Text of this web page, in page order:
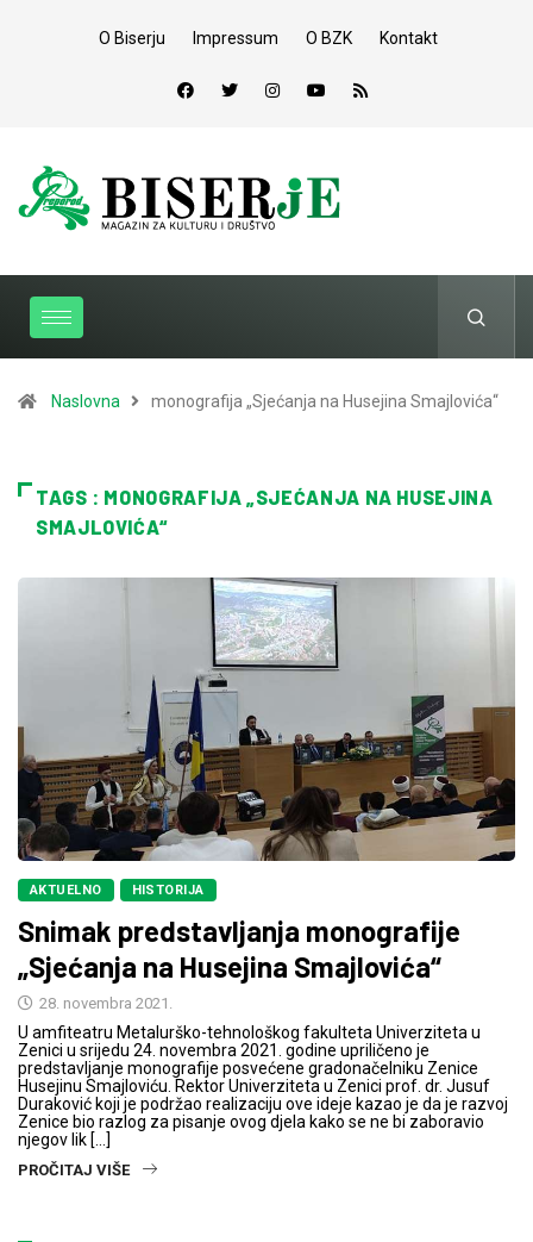
O Biserju Impressum O BZK Kontakt
Naslovna monografija „Sjećanja na Husejina Smajlovića“
TAGS : MONOGRAFIJA „SJEĆANJA NA HUSEJINA
SMAJLOVIĆA“
AKTUELNO HISTORIJA
Snimak predstavljanja monografije
„Sjećanja na Husejina Smajlovića“
28. novembra 2021.
U amfiteatru Metalurško-tehnološkog fakulteta Univerziteta u
Zenici u srijedu 24. novembra 2021. godine upriličeno je
predstavljanje monografije posvećene gradonačelniku Zenice
Husejinu Smajloviću. Rektor Univerziteta u Zenici prof. dr. Jusuf
Duraković koji je podržao realizaciju ove ideje kazao je da je razvoj
Zenice bio razlog za pisanje ovog djela kako se ne bi zaboravio
njegov lik […]
PROČITAJ VIŠE